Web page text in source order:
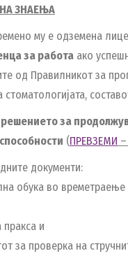
ЗНАЕЊА
му е одземена
за работа ако
од Правилникот за
решението за
(ПРЕВЗЕМИ –
документи:
обука во времетраење
и
за проверка на